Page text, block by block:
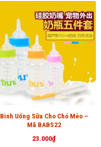
Bình Uống Sữa Cho Chó Mèo –
Mã BABS22
23.000₫